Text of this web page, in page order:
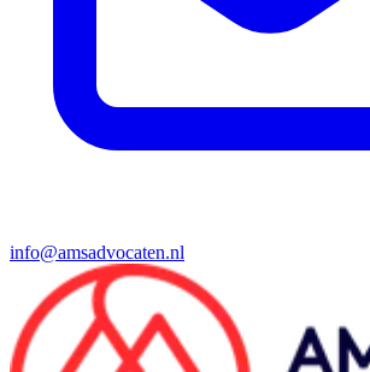
info@amsadvocaten.nl